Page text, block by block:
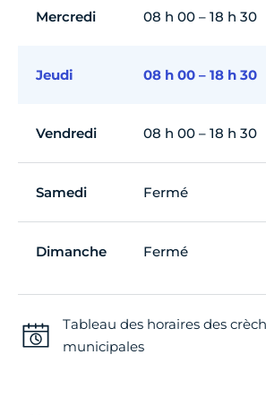
Mercredi 08 h 00 – 18 h 30
Jeudi 08 h 00 – 18 h 30
Vendredi 08 h 00 – 18 h 30
Samedi Fermé
Dimanche Fermé
Tableau des horaires des
municipales